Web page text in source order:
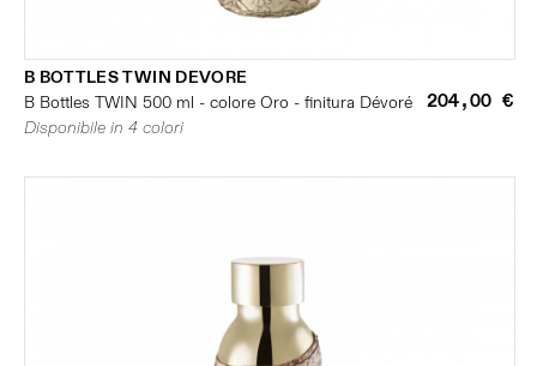
B BOTTLES TWIN DEVORE
B Bottles TWIN 500 ml - colore Oro - finitura Dévoré
204,00 €
Disponibile in 4 colori